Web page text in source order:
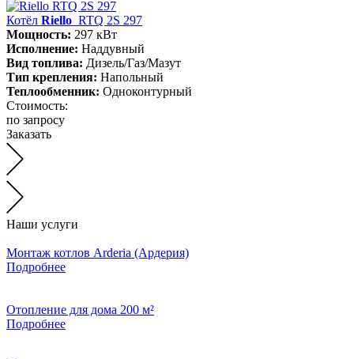
Котёл Riello RTQ 2S 297
Мощность: 297 кВт
Исполнение: Наддувный
Вид топлива: Дизель/Газ/Мазут
Тип крепления: Напольный
Теплообменник: Одноконтурный
Стоимость:
по запросу
Заказать
Наши услуги
Монтаж котлов Arderia (Ардерия)
Подробнее
Отопление для дома 200 м²
Подробнее